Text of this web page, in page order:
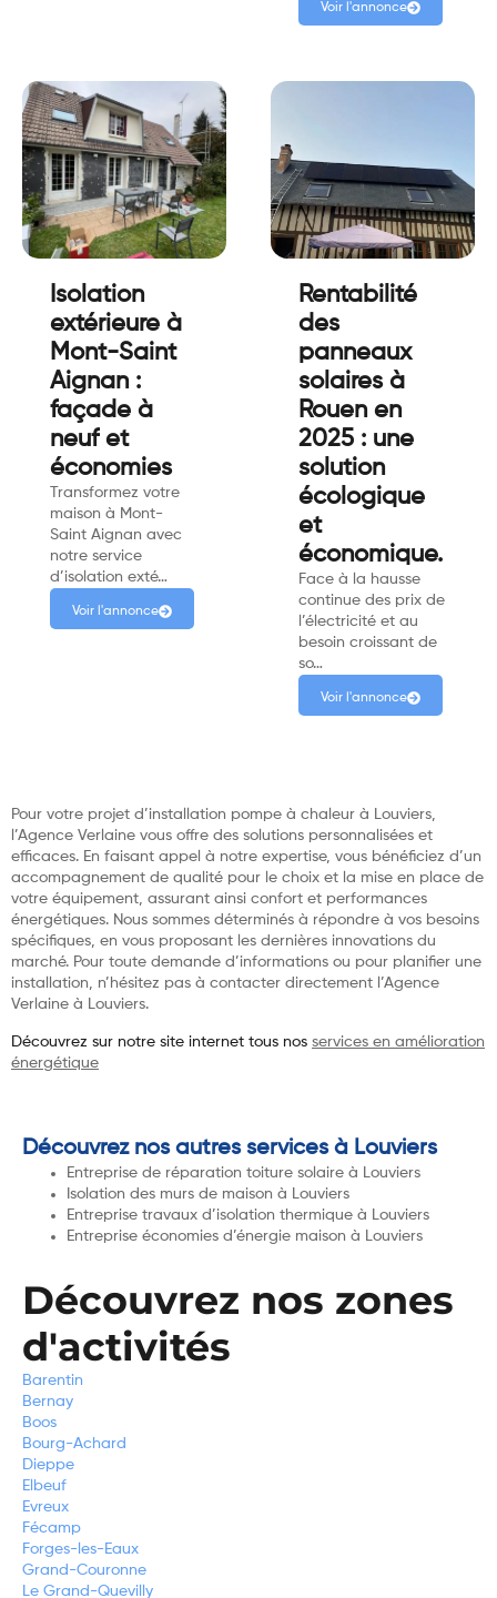
Voir l'annonce
Isolation
extérieure à
Mont-Saint
Aignan :
façade à
neuf et
économies
Transformez votre
maison à Mont-
Saint Aignan avec
notre service
d’isolation exté…
Voir l'annonce
Rentabilité
des
panneaux
solaires à
Rouen en
2025 : une
solution
écologique
et
économique.
Face à la hausse
continue des prix de
l’électricité et au
besoin croissant de
so…
Voir l'annonce
Pour votre projet d’installation pompe à chaleur à Louviers,
l’Agence Verlaine vous offre des solutions personnalisées et
efficaces. En faisant appel à notre expertise, vous bénéficiez d’un
accompagnement de qualité pour le choix et la mise en place de
votre équipement, assurant ainsi confort et performances
énergétiques. Nous sommes déterminés à répondre à vos besoins
spécifiques, en vous proposant les dernières innovations du
marché. Pour toute demande d’informations ou pour planifier une
installation, n’hésitez pas à contacter directement l’Agence
Verlaine à Louviers.
Découvrez sur notre site internet tous nos services en amélioration
énergétique
Découvrez nos autres services à Louviers
Entreprise de réparation toiture solaire à Louviers
Isolation des murs de maison à Louviers
Entreprise travaux d’isolation thermique à Louviers
Entreprise économies d’énergie maison à Louviers
Découvrez nos zones
d'activités
Barentin
Bernay
Boos
Bourg-Achard
Dieppe
Elbeuf
Evreux
Fécamp
Forges-les-Eaux
Grand-Couronne
Le Grand-Quevilly